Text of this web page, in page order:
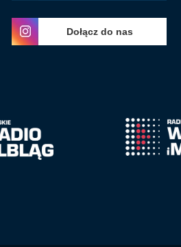
Dołącz do nas